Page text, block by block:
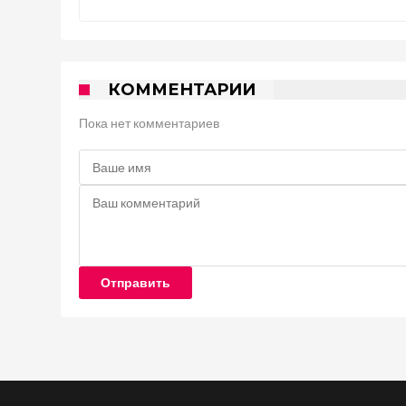
КОММЕНТАРИИ
Пока нет комментариев
Отправить